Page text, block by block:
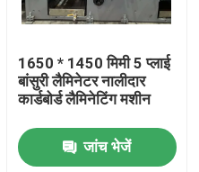
1650 * 1450 मिमी 5 प्लाई
बांसुरी लैमिनेटर नालीदार
कार्डबोर्ड लैमिनेटिंग मशीन
जांच भेजें